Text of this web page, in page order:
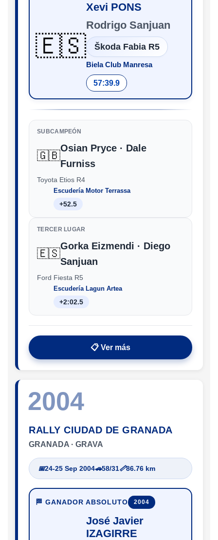
🇪🇸
Xevi PONS
Rodrigo Sanjuan
Škoda Fabia R5
Biela Club Manresa
57:39.9
SUBCAMPEÓN
🇬🇧
Osian Pryce · Dale
Furniss
Toyota Etios R4
Escudería Motor Terrassa
+52.5
TERCER LUGAR
🇪🇸
Gorka Eizmendi · Diego
Sanjuan
Ford Fiesta R5
Escudería Lagun Artea
+2:02.5
📋 Ver más
2004
RALLY CIUDAD DE GRANADA
GRANADA · GRAVA
📅24-25 Sep 2004🚗58/31📏86.76 km
🏁 GANADOR ABSOLUTO 2004
José Javier
IZAGIRRE